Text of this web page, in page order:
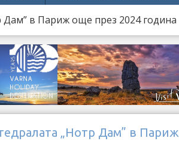
в Париж още през 2024 година
„Нотр Дам” в Париж